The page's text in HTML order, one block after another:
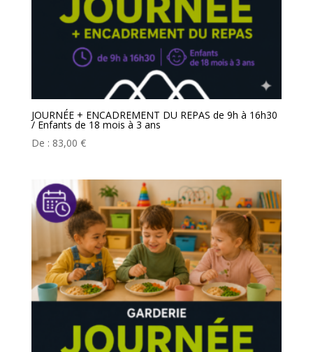
JOURNÉE + ENCADREMENT DU REPAS de 9h à 16h30
/ Enfants de 18 mois à 3 ans
De : 83,00 €